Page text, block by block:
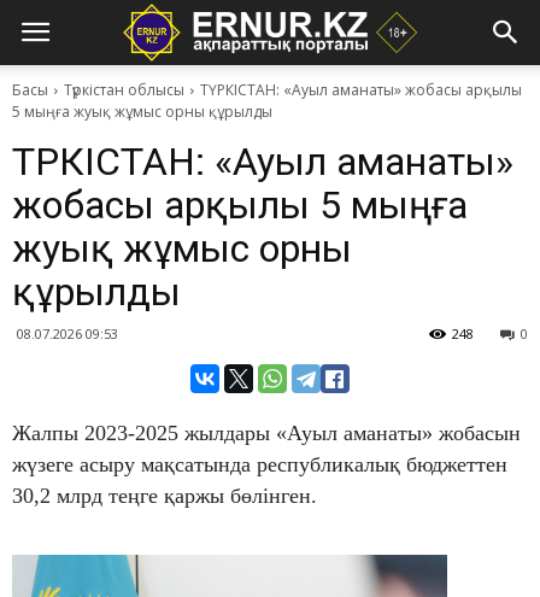
Басы Түркістан облысы
ТҮРКІСТАН: «Ауыл аманаты» жобасы арқылы
5 мыңға жуық жұмыс орны құрылды
ТҮРКІСТАН: «Ауыл аманаты»
жобасы арқылы 5 мыңға
жуық жұмыс орны
құрылды
08.07.2026 09:53 0
248
Жалпы 2023-2025 жылдары «Ауыл аманаты» жобасын
жүзеге асыру мақсатында республикалық бюджеттен
30,2 млрд теңге қаржы бөлінген.